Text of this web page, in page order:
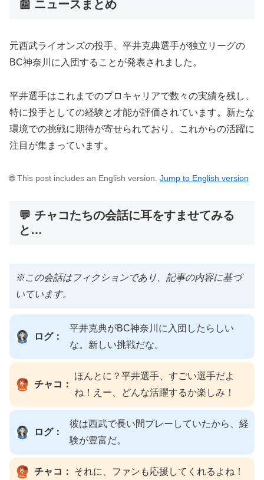
📰 ニュースまとめ
元西武ライオンズの投手、平井克典選手が独立リーグの
BC神奈川に入団することが発表されました。
平井選手はこれまでのプロキャリアで数々の実績を残し、
特に投手としての経験と才能が評価されています。新たな
環境での挑戦に期待が寄せられており、これからの活躍に
注目が集まっています。
🌐 This post includes an English version. Jump to English version
💬 チャコたちの会話に耳をすませてみる
と…
※この会話はフィクションであり、記事の内容に基づ
いています。
ログ：
平井克典がBC神奈川に入団したらしい
な。新しい挑戦だな。
チャコ：
ほんとに？平井選手、すごい選手だよ
ね！えー、どんな活躍するか楽しみ！
ログ：
彼は西武で長い間プレーしていたから、経
験が豊富だ。
チャコ： それに、ファンも応援してくれるよね！